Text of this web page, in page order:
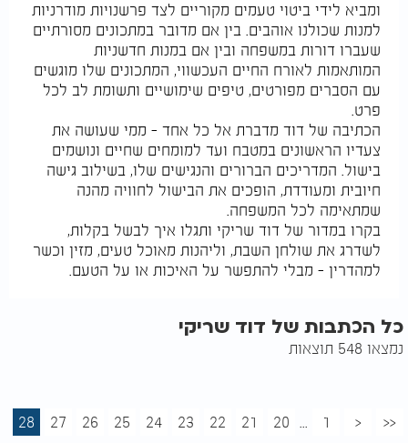
ומביא לידי ביטוי טעמים מקוריים לצד פרשנויות מודרניות
למנות שכולנו אוהבים. בין אם מדובר במתכונים מסורתיים
שעברו דורות במשפחה ובין אם במנות חדשניות
המותאמות לאורח החיים העכשווי, המתכונים שלו מוגשים
עם הסברים מפורטים, טיפים שימושיים ותשומת לב לכל
פרט.
הכתיבה של דוד מדברת אל כל אחד – ממי שעושה את
צעדיו הראשונים במטבח ועד למומחים שחיים ונושמים
בישול. המדריכים הברורים והנגישים שלו, בשילוב גישה
חיובית ומעודדת, הופכים את הבישול לחוויה מהנה
שמתאימה לכל המשפחה.
בקרו במדור של דוד שריקי ותגלו איך לבשל בקלות,
לשדרג את שולחן השבת, וליהנות מאוכל טעים, מזין וכשר
למהדרין – מבלי להתפשר על האיכות או על הטעם.
כל הכתבות של דוד שריקי
נמצאו 548 תוצאות
<<
<
1
...
20
21
22
23
24
25
26
27
28